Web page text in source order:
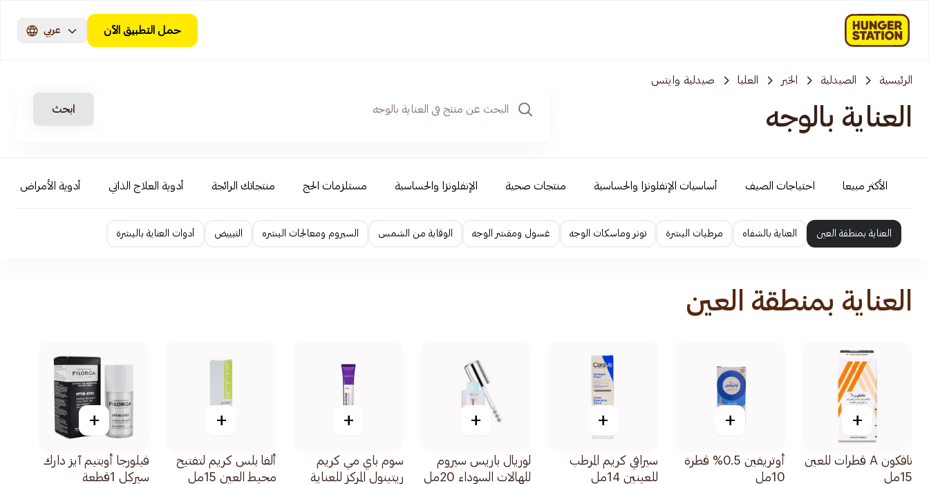
حمل التطبيق الآن عربي
الرئيسية الصيدلية الخبر العليا صيدلية وايتس
العناية بالوجه ابحث
الأكثر مبيعا احتياجات الصيف أساسيات الإنفلونزا والحساسية منتجات صحية الإنفلونزا والحساسية مستلزمات الحج منتجاتك الرائجة أدوية العلاج الذاتي أدوية الأمراض
العناية بمنطقة العين العناية بالشفاه مرطبات البشرة تونر وماسكات الوجه غسول ومقشر الوجه الوقاية من الشمس السيروم ومعالجات البشره التبييض أدوات العناية بالبشرة
العناية بمنطقة العين
+
نافكون A قطرات للعين
15مل
+
أوتريفين 0.5% قطرة
10مل
+
سيرافي كريم المرطب
للعينين 14مل
+
لوريال باريس سيروم
للهالات السوداء 20مل
+
سوم باي مي كريم
ريتينول المركز للعناية
+
ألفا بلس كريم لتفتيح
محيط العين 15مل
+
فيلورجا أوبتيم آيز دارك
سيركل 1قطعة